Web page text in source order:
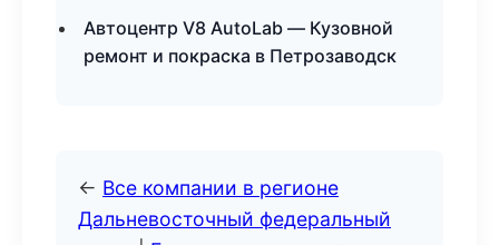
Автоцентр V8 AutoLab — Кузовной
ремонт и покраска в Петрозаводск
← Все компании в регионе
Дальневосточный федеральный